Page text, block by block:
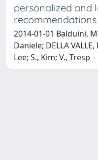
personalized and
recommendations
2014-01-01 Balduini,
Daniele; DELLA
Lee; S., Kim; V., Tresp